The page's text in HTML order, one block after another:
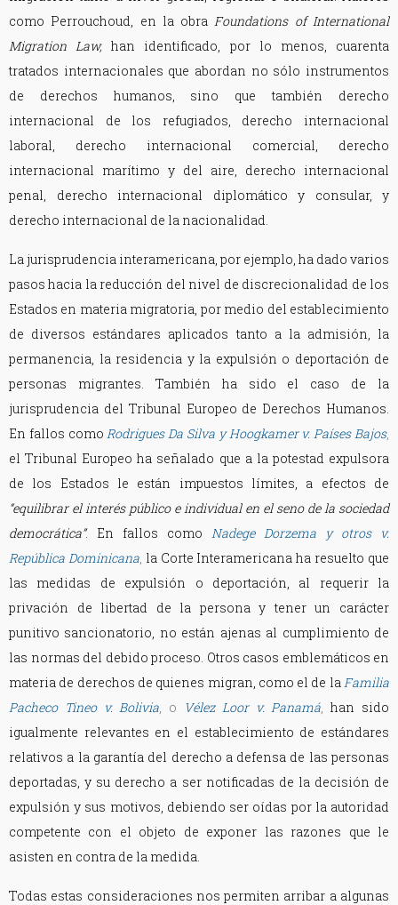
como Perrouchoud, en la obraFoundations of International
Migration Law, han identificado, por lo menos, cuarenta
tratados internacionales que abordan no sólo instrumentos
de derechos humanos, sino que también derecho
internacional de los refugiados, derecho internacional
laboral, derecho internacional comercial, derecho
internacional marítimo y del aire, derecho internacional
penal, derecho internacional diplomático y consular, y
derecho internacional de la nacionalidad.
La jurisprudencia interamericana, por ejemplo, ha dado varios
pasos hacia la reducción del nivel de discrecionalidad de los
Estados en materia migratoria, por medio del establecimiento
de diversos estándares aplicados tanto a la admisión, la
permanencia, la residencia y la expulsión o deportación de
personas migrantes. También ha sido el caso de la
jurisprudencia del Tribunal Europeo de Derechos Humanos.
En fallos como Rodrigues Da Silva y Hoogkamer v. Países Bajos,
el Tribunal Europeo ha señalado que a la potestad expulsora
de los Estados le están impuestos límites, a efectos de
“equilibrar el interés público e individual en el seno de la sociedad
democrática”. En fallos como Nadege Dorzema y otros v.
República Dominicana, la Corte Interamericana ha resuelto que
las medidas de expulsión o deportación, al requerir la
privación de libertad de la persona y tener un carácter
punitivo sancionatorio, no están ajenas al cumplimiento de
las normas del debido proceso. Otros casos emblemáticos en
materia de derechos de quienes migran, como el de laFamilia
Pacheco Tineo v. Bolivia, o Vélez Loor v. Panamá,han sido
igualmente relevantes en el establecimiento de estándares
relativos a la garantía del derecho a defensa de las personas
deportadas, y su derecho a ser notificadas de la decisión de
expulsión y sus motivos, debiendo ser oídas por la autoridad
competente con el objeto de exponer las razones que le
asisten en contra de la medida.
Todas estas consideraciones nos permiten arribar a algunas